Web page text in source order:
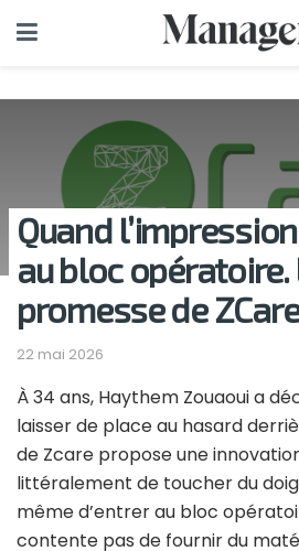
Quand
au bloc opératoire.
promesse de
22 mai 2026
À 34 ans, Haythem Zouaoui a
laisser de place au hasard
de Zcare propose une
littéralement de toucher du
même d’entrer au bloc
contente pas de fournir du